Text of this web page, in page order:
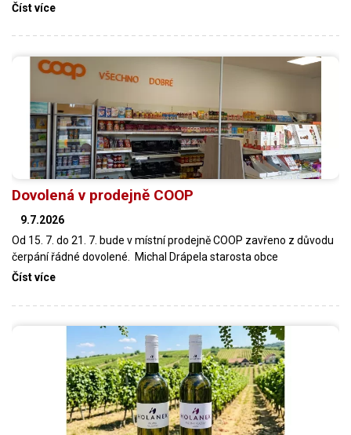
Číst více
Dovolená v prodejně COOP
9.7.2026
Od 15. 7. do 21. 7. bude v místní prodejně COOP zavřeno z důvodu
čerpání řádné dovolené. Michal Drápela starosta obce
Číst více